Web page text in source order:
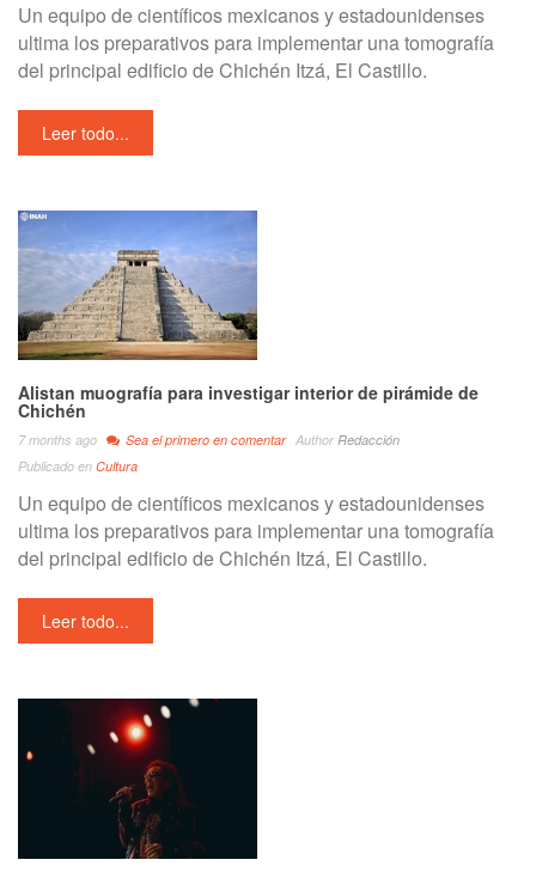
Un equipo de científicos mexicanos y estadounidenses
ultima los preparativos para implementar una tomografía
del principal edificio de Chichén Itzá, El Castillo.
Leer todo...
Alistan muografía para investigar interior de pirámide de
Chichén
7 months ago Sea el primero en comentar Author Redacción
Publicado en Cultura
Un equipo de científicos mexicanos y estadounidenses
ultima los preparativos para implementar una tomografía
del principal edificio de Chichén Itzá, El Castillo.
Leer todo...